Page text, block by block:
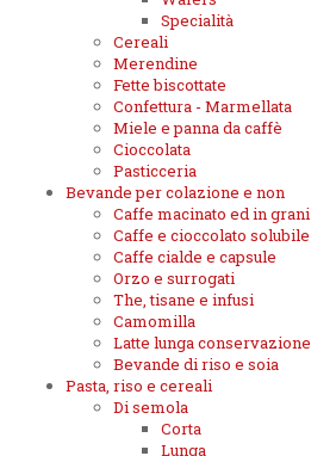
Specialità
Cereali
Merendine
Fette biscottate
Confettura - Marmellata
Miele e panna da caffè
Cioccolata
Pasticceria
Bevande per colazione e non
Caffe macinato ed in grani
Caffe e cioccolato solubile
Caffe cialde e capsule
Orzo e surrogati
The, tisane e infusi
Camomilla
Latte lunga conservazione
Bevande di riso e soia
Pasta, riso e cereali
Di semola
Corta
Lunga